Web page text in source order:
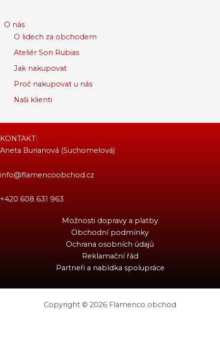
O nás
O lidech za obchodem
Ateliér Son Rubias
Jak nakupovat
Proč nakupovat u nás
Naši klienti
KONTAKT:
Aneta Burianová (Suchomelová)
info@flamencoobchod.cz
+420 608 631 963
Možnosti dopravy a platby
Obchodní podmínky
Ochrana osobních údajů
Reklamační řád
Partneři a nabídka spolupráce
Copyright © 2026 Flamenco obchod